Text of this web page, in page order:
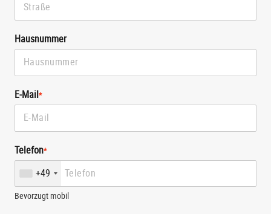
Hausnummer
E-Mail*
Telefon*
+49
Bevorzugt mobil